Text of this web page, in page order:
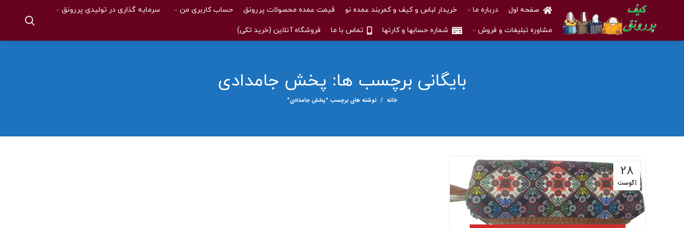
صفحه اول درباره ما خریدار لباس و کیف و کمربند عمده نو قیمت عمده محصولات پررونق حساب کاربری من سرمایه گذاری در تولیدی پررونق
مشاوره تبلیغات و فروش شماره حسابها و کارتها تماس با ما فروشگاه آنلاین (خرید تکی)
بایگانی برچسب ها: پخش جامدادی
خانه نوشته های برچسب "پخش جامدادی"
28
آگوست